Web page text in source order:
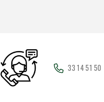
33 14 51 50